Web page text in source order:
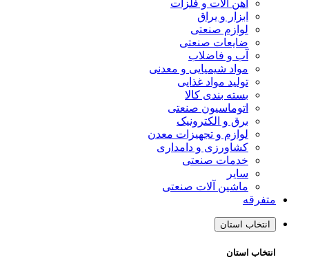
آهن آلات و فلزات
ابزار و یراق
لوازم صنعتی
ضایعات صنعتی
آب و فاضلاب
مواد شیمیایی و معدنی
تولید مواد غذایی
بسته بندی کالا
اتوماسیون صنعتی
برق و الکترونیک
لوازم و تجهیزات معدن
کشاورزی و دامداری
خدمات صنعتی
سایر
ماشین آلات صنعتی
متفرقه
انتخاب استان
انتخاب استان